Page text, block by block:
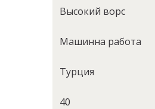
Высокий ворс
Машинна работа
Турция
40